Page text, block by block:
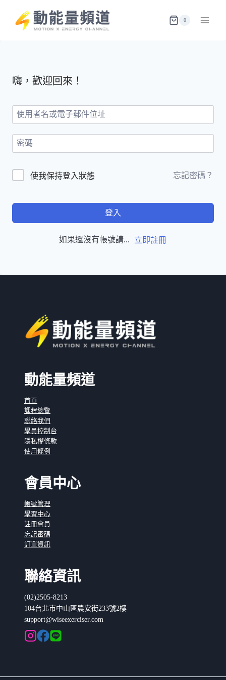
content
0
嗨，歡迎回來！
使我保持登入狀態 忘記密碼？
登入
如果還沒有帳號請... 立即註冊
動能量頻道
首頁
課程總覽
聯絡我們
學員控制台
隱私權條款
使用條例
會員中心
帳號管理
學習中心
註冊會員
忘記密碼
訂單資訊
聯絡資訊
(02)2505-8213
104台北市中山區農安街233號2樓
support@wiseexerciser.com